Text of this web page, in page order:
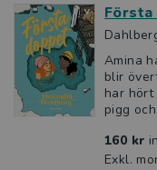
Amina
blir
har
pigg
160 kr
Exkl.